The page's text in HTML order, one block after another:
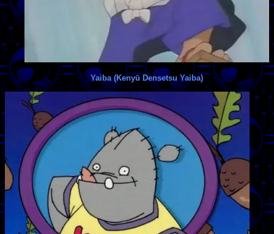
Yaiba (Kenyū Densetsu Yaiba)